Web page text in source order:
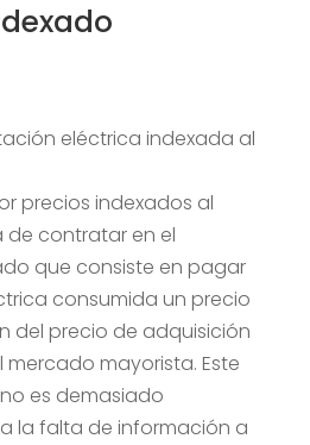
eléctrica indexada al
precios indexados al
contratar en el
que consiste en pagar
consumida un precio
del precio de adquisición
mercado mayorista. Este
es demasiado
la falta de información a